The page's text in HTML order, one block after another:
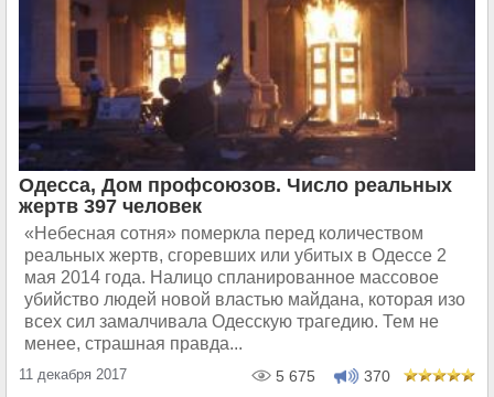
Одесса, Дом профсоюзов. Число реальных
жертв 397 человек
«Небесная сотня» померкла перед количеством
реальных жертв, сгоревших или убитых в Одессе 2
мая 2014 года.​ Налицо спланированное массовое
убийство людей новой властью майдана, которая изо
всех сил замалчивала Одесскую трагедию. Тем не
менее, страшная правда...
11 декабря 2017 5 675 370